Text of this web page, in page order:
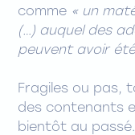
comme « un
(…) auquel des
peuvent avoir
Fragiles ou pas,
des contenants
bientôt au passé.